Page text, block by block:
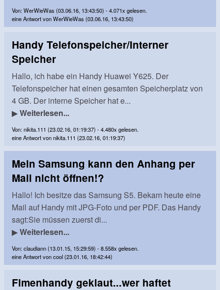
Von: WerWieWas (03.06.16, 13:43:50) - 4.071x gelesen.
eine Antwort von WerWieWas (03.06.16, 13:43:50)
Handy Telefonspeicher/Interner
Speicher
Hallo, ich habe ein Handy Huawei Y625. Der
Telefonspeicher hat einen gesamten Speicherplatz von
4 GB. Der interne Speicher hat e...
▶Weiterlesen...
Von: nikita.111 (23.02.16, 01:19:37) - 4.480x gelesen.
eine Antwort von nikita.111 (23.02.16, 01:19:37)
Mein Samsung kann den Anhang per
Mail nicht öffnen!?
Hallo! Ich besitze das Samsung S5. Bekam heute eine
Mail auf Handy mit JPG-Foto und per PDF. Das Handy
sagt:Sie müssen zuerst di...
▶Weiterlesen...
Von: claudiann (13.01.15, 15:29:59) - 8.558x gelesen.
eine Antwort von cool (23.01.16, 18:42:44)
Fimenhandy geklaut...wer haftet